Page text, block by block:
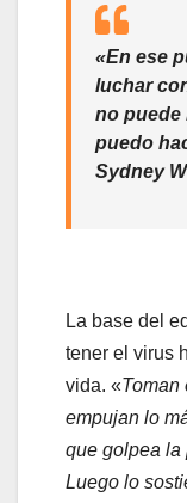
«En ese
luchar
no puede
puedo
Sydney
La base del
tener el virus
vida. «Toman
empujan lo
que golpea la
Luego lo